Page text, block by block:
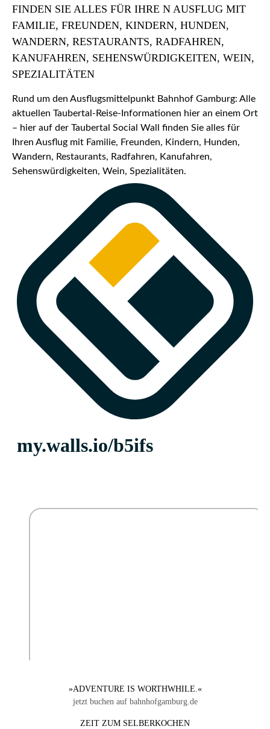
FINDEN SIE ALLES FÜR IHRE N AUSFLUG MIT
FAMILIE, FREUNDEN, KINDERN, HUNDEN,
WANDERN, RESTAURANTS, RADFAHREN,
KANUFAHREN, SEHENSWÜRDIGKEITEN, WEIN,
SPEZIALITÄTEN
Rund um den Ausflugsmittelpunkt Bahnhof Gamburg: Alle
aktuellen Taubertal-Reise-Informationen hier an einem Ort
– hier auf der Taubertal Social Wall finden Sie alles für
Ihren Ausflug mit Familie, Freunden, Kindern, Hunden,
Wandern, Restaurants, Radfahren, Kanufahren,
Sehenswürdigkeiten, Wein, Spezialitäten.
»ADVENTURE IS WORTHWHILE.«
jetzt buchen auf bahnhofgamburg.de
ZEIT ZUM SELBERKOCHEN